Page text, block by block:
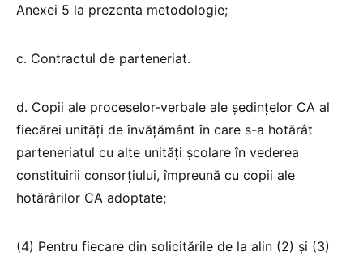
Anexei 5 la prezenta metodologie;
c. Contractul de parteneriat.
d. Copii ale proceselor-verbale ale şedinţelor CA al
fiecărei unităţi de învățământ în care s-a hotărât
parteneriatul cu alte unităţi şcolare în vederea
constituirii consorţiului, împreună cu copii ale
hotărârilor CA adoptate;
(4) Pentru fiecare din solicitările de la alin (2) și (3)